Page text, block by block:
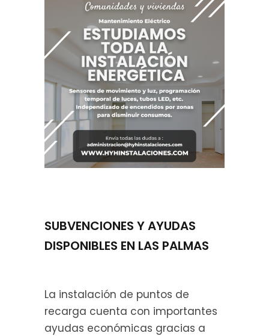
SUBVENCIONES Y AYUDAS
DISPONIBLES EN LAS PALMAS
La instalación de puntos de
recarga cuenta con importantes
ayudas económicas gracias a